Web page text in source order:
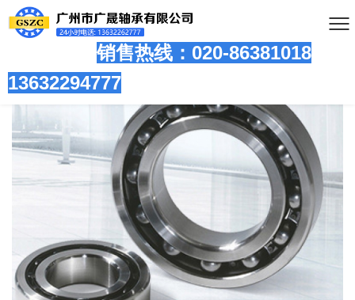
销售热线：020-86381018
13632294777